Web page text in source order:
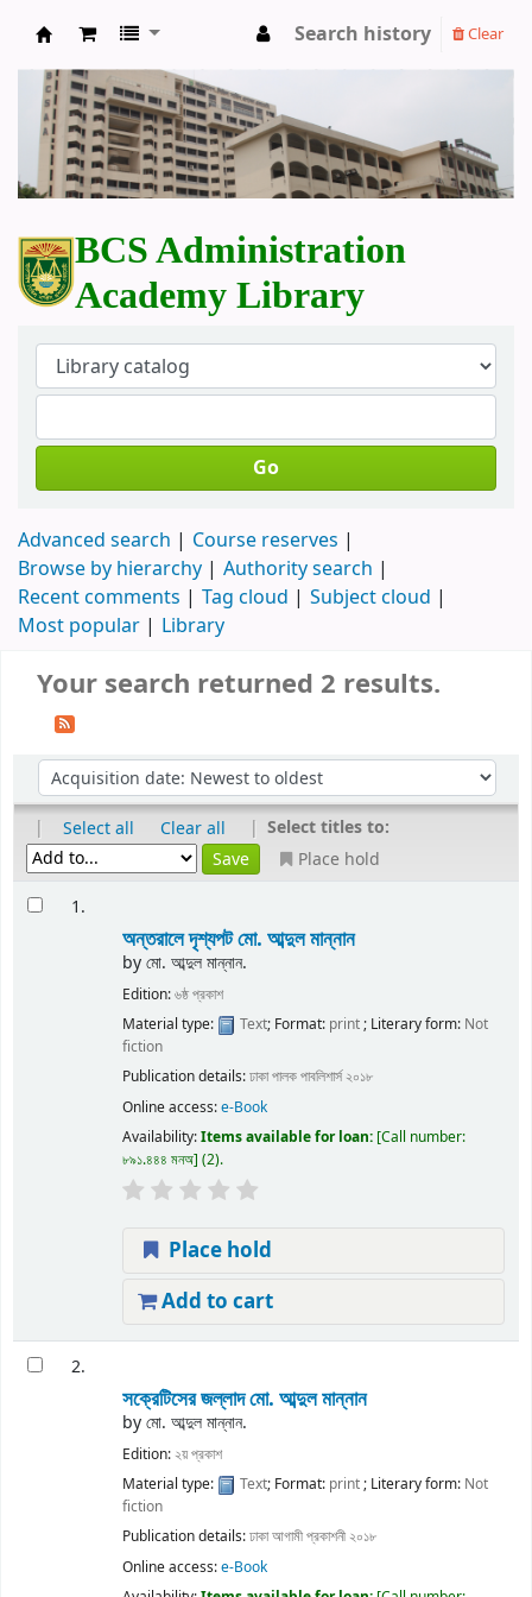
BCS Administration Academy Library
Search history Clear
BCS Administration
Academy Library
Go
Advanced search
Course reserves
Browse by hierarchy
Authority search
Recent comments
Tag cloud
Subject cloud
Most popular
Library
Your search returned 2 results.
| Select all Clear all | Select titles to:
Place hold
1.
অন্তরালে দৃশ্যপটমো. আব্দুল মান্নান
byমো. আব্দুল মান্নান.
Edition:৬ষ্ঠ প্রকাশ
Material type:
Text; Format: print; Literary form: Not
fiction
Publication details:ঢাকাপালক পাবলিশার্স ২০১৮
Online access:e-Book
Availability:Items available for loan: Call number:
৮৯১.৪৪৪ মনঅ (2).
Place hold
Add to cart
2.
সক্রেটিসের জল্লাদমো. আব্দুল মান্নান
byমো. আব্দুল মান্নান.
Edition: ২য় প্রকাশ
Material type:
Text; Format: print; Literary form: Not
fiction
Publication details:ঢাকাআগামী প্রকাশনী ২০১৮
Online access:e-Book